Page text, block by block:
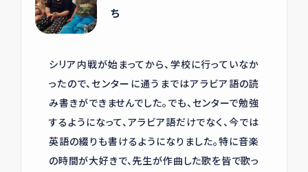
ち
シリア内戦が始まってから、学校に行っていなか
ったので、センターに通うまではアラビア語の読
み書きができませんでした。でも、センターで勉強
するようになって、アラビア語だけでなく、今では
英語の綴りも書けるようになりました。特に音楽
の時間が大好きで、先生が作曲した歌を皆で歌っ